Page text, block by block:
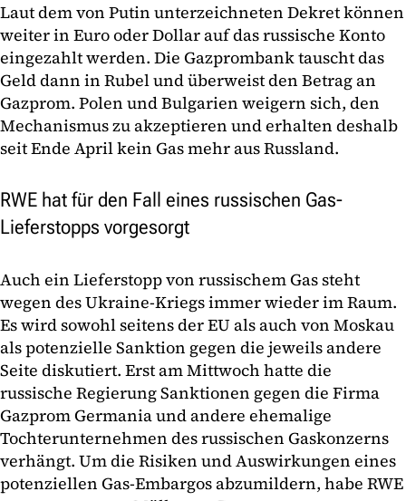
Laut dem von Putin unterzeichneten Dekret können
weiter in Euro oder Dollar auf das russische Konto
eingezahlt werden. Die Gazprombank tauscht das
Geld dann in Rubel und überweist den Betrag an
Gazprom. Polen und Bulgarien weigern sich, den
Mechanismus zu akzeptieren und erhalten deshalb
seit Ende April kein Gas mehr aus Russland.
RWE hat für den Fall eines russischen Gas-
Lieferstopps vorgesorgt
Auch ein Lieferstopp von russischem Gas steht
wegen des Ukraine-Kriegs immer wieder im Raum.
Es wird sowohl seitens der EU als auch von Moskau
als potenzielle Sanktion gegen die jeweils andere
Seite diskutiert. Erst am Mittwoch hatte die
russische Regierung Sanktionen gegen die Firma
Gazprom Germania und andere ehemalige
Tochterunternehmen des russischen Gaskonzerns
verhängt. Um die Risiken und Auswirkungen eines
potenziellen Gas-Embargos abzumildern, habe RWE